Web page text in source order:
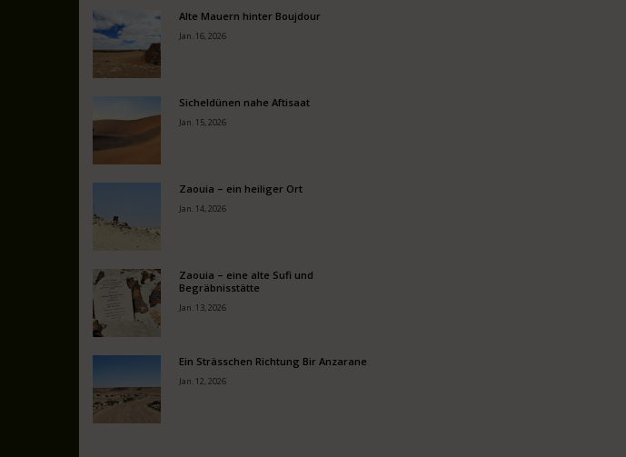
Alte Mauern hinter Boujdour
Jan. 16, 2026
Sicheldünen nahe Aftisaat
Jan. 15, 2026
Zaouia – ein heiliger Ort
Jan. 14, 2026
Zaouia – eine alte Sufi und
Begräbnisstätte
Jan. 13, 2026
Ein Strässchen Richtung Bir Anzarane
Jan. 12, 2026